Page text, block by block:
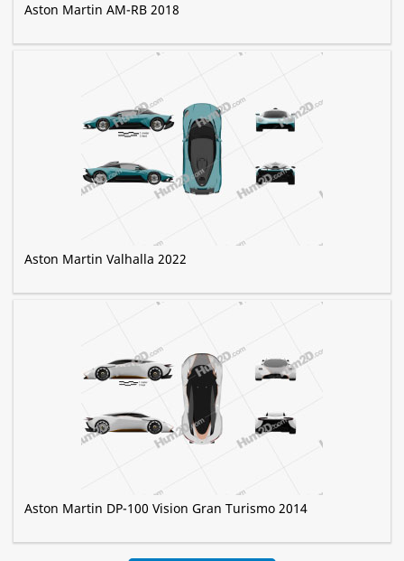
Aston Martin AM-RB 2018
Aston Martin Valhalla 2022
Aston Martin DP-100 Vision Gran Turismo 2014